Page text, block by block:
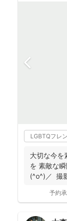
LGBTQフレ
大切な今を
を 素敵な
(^o^)／ 撮
予約